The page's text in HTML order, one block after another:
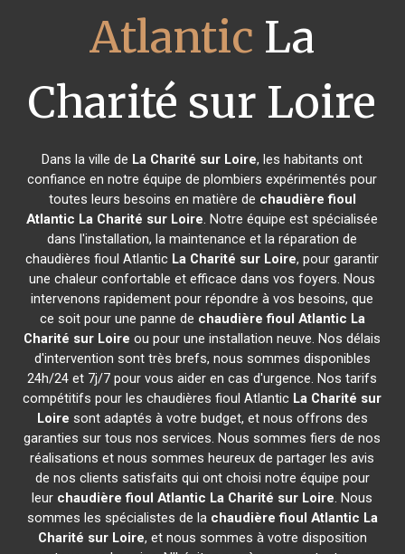
Atlantic La
Charité sur Loire
Dans la ville de La Charité sur Loire, les habitants ont
confiance en notre équipe de plombiers expérimentés pour
toutes leurs besoins en matière de chaudière fioul
Atlantic La Charité sur Loire. Notre équipe est spécialisée
dans l'installation, la maintenance et la réparation de
chaudières fioul Atlantic La Charité sur Loire, pour garantir
une chaleur confortable et efficace dans vos foyers. Nous
intervenons rapidement pour répondre à vos besoins, que
ce soit pour une panne de chaudière fioul Atlantic La
Charité sur Loire ou pour une installation neuve. Nos délais
d'intervention sont très brefs, nous sommes disponibles
24h/24 et 7j/7 pour vous aider en cas d'urgence. Nos tarifs
compétitifs pour les chaudières fioul Atlantic La Charité sur
Loire sont adaptés à votre budget, et nous offrons des
garanties sur tous nos services. Nous sommes fiers de nos
réalisations et nous sommes heureux de partager les avis
de nos clients satisfaits qui ont choisi notre équipe pour
leur chaudière fioul Atlantic La Charité sur Loire. Nous
sommes les spécialistes de la chaudière fioul Atlantic La
Charité sur Loire, et nous sommes à votre disposition